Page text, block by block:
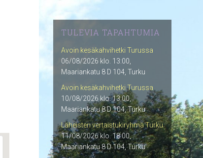
TULEVIA TAPAHTUMIA
Avoin kesäkahvihetki Turussa
06/08/2026 klo. 13:00,
Maariankatu 8 D 104, Turku
Avoin kesäkahvihetki Turussa
10/08/2026 klo. 13:00,
Maariankatu 8 D 104, Turku
Läheisten vertaistukiryhmä Turku
11/08/2026 klo. 18:00,
Maariankatu 8 D 104, Turku